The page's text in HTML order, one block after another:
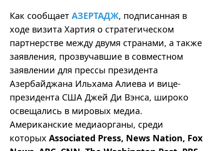
Как сообщает АЗЕРТАДЖ, подписанная в
ходе визита Хартия о стратегическом
партнерстве между двумя странами, а также
заявления, прозвучавшие в совместном
заявлении для прессы президента
Азербайджана Ильхама Алиева и вице-
президента США Джей Ди Вэнса, широко
освещались в мировых медиа.
Американские медиаорганы, среди
которых Associated Press, News Nation, Fox